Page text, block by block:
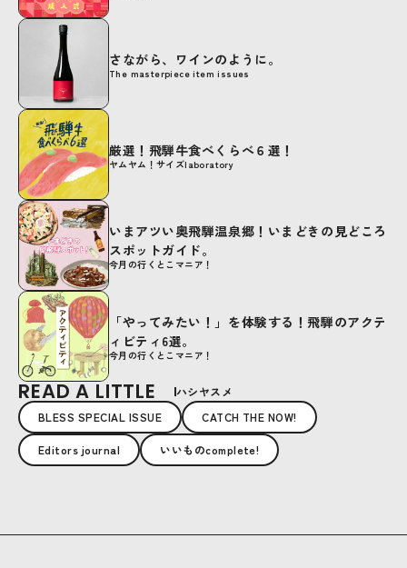
The masterpiece item issues
さながら、ワインのように。
ヤムヤム！サイズlaboratory
厳選！飛騨牛食べくらべ６選！
今月の行くとこマニア！
いまアツい奥飛騨温泉郷！いまどきの見どころ
スポットガイド。
今月の行くとこマニア！
「やってみたい！」を体験する！飛騨のアクテ
ィビティ6選。
READ A LITTLE
ハシヤスメ
BLESS SPECIAL ISSUE
CATCH THE NOW!
Editors journal いいものcomplete!